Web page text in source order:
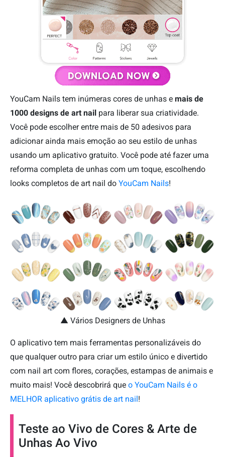
YouCam Nails tem inúmeras cores de unhas e mais de
1000 designs de art nail para liberar sua criatividade.
Você pode escolher entre mais de 50 adesivos para
adicionar ainda mais emoção ao seu estilo de unhas
usando um aplicativo gratuito. Você pode até fazer uma
reforma completa de unhas com um toque, escolhendo
looks completos de art nail do YouCam Nails!
▲ Vários Designers de Unhas
O aplicativo tem mais ferramentas personalizáveis do
que qualquer outro para criar um estilo único e divertido
com nail art com flores, corações, estampas de animais e
muito mais! Você descobrirá que o YouCam Nails é o
MELHOR aplicativo grátis de art nail !
Teste ao Vivo de Cores & Arte de
Unhas Ao Vivo